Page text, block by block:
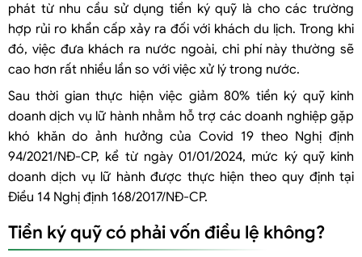
phát từ nhu cầu sử dụng tiền ký quỹ là cho các trường
hợp rủi ro khẩn cấp xảy ra đối với khách du lịch. Trong khi
đó, việc đưa khách ra nước ngoài, chi phí này thường sẽ
cao hơn rất nhiều lần so với việc xử lý trong nước.
Sau thời gian thực hiện việc giảm 80% tiền ký quỹ kinh
doanh dịch vụ lữ hành nhằm hỗ trợ các doanh nghiệp gặp
khó khăn do ảnh hưởng của Covid 19 theo Nghị định
94/2021/NĐ-CP, kể từ ngày 01/01/2024, mức ký quỹ kinh
doanh dịch vụ lữ hành được thực hiện theo quy định tại
Điều 14 Nghị định 168/2017/NĐ-CP.
Tiền ký quỹ có phải vốn điều lệ không?